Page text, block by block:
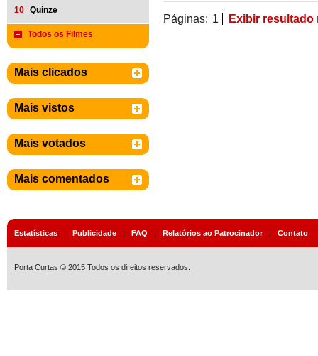
10 Quinze
Todos os Filmes
Mais clicados
Mais vistos
Mais votados
Mais comentados
Páginas: 1 Exibir resultado
Estatísticas | Publicidade | FAQ | Relatórios ao Patrocinador| Contato
Porta Curtas © 2015 Todos os direitos reservados.